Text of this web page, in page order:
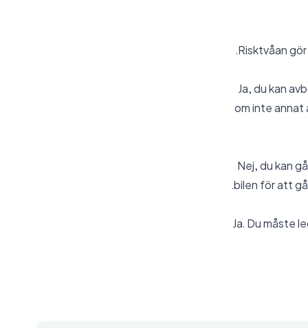
Risktvåan
Ja, du kan
om inte annat
Nej, du kan
bilen för att
Ja. Du måste